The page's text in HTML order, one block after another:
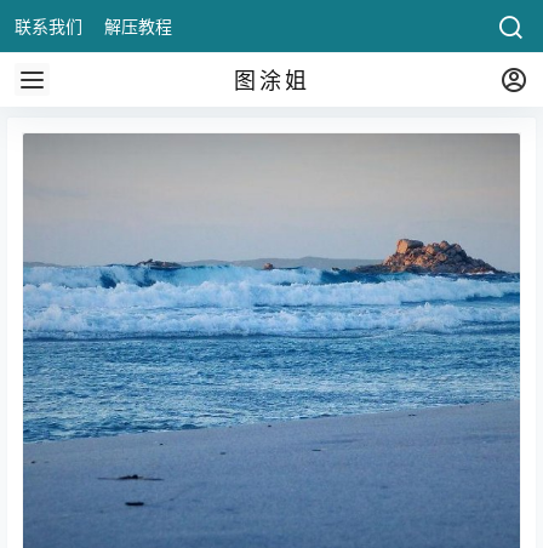
联系我们 解压教程
图涂姐